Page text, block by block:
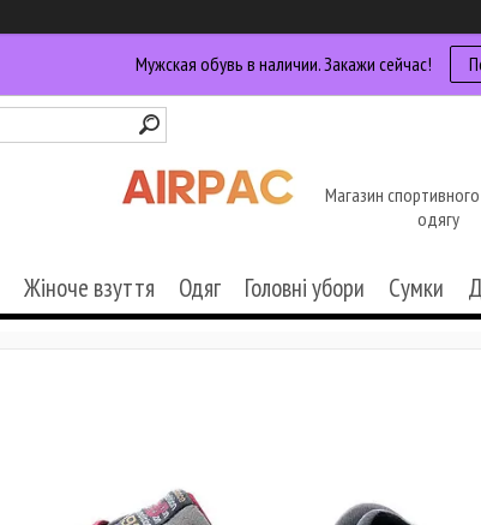
Мужская обувь в наличии. Закажи сейчас!
Магазин
одягу
Жіноче взуття Одяг Головні убори Сумки